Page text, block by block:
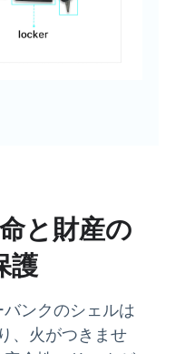
と財産の
護
ンクのシェルは
、火がつきませ